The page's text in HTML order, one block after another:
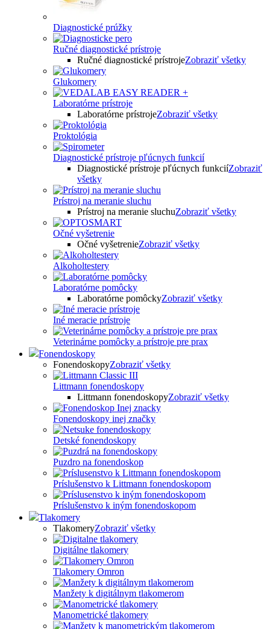
Diagnostické prúžky
Ručné diagnostické prístroje
Ručné diagnostické prístrojeZobraziť všetky
Glukomery
Laboratórne prístroje
Laboratórne prístrojeZobraziť všetky
Proktológia
Diagnostické prístroje pľúcnych funkcií
Diagnostické prístroje pľúcnych funkciíZobraziť
všetky
Prístroj na meranie sluchu
Prístroj na meranie sluchuZobraziť všetky
Očné vyšetrenie
Očné vyšetrenieZobraziť všetky
Alkoholtestery
Laboratórne pomôcky
Laboratórne pomôckyZobraziť všetky
Iné meracie prístroje
Veterinárne pomôcky a prístroje pre prax
Fonendoskopy
FonendoskopyZobraziť všetky
Littmann fonendoskopy
Littmann fonendoskopyZobraziť všetky
Fonendoskopy inej značky
Detské fonendoskopy
Puzdro na fonendoskop
Príslušenstvo k Littmann fonendoskopom
Príslušenstvo k iným fonendoskopom
Tlakomery
TlakomeryZobraziť všetky
Digitálne tlakomery
Tlakomery Omron
Manžety k digitálnym tlakomerom
Manometrické tlakomery